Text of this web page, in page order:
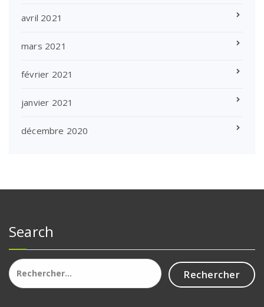
avril 2021
mars 2021
février 2021
janvier 2021
décembre 2020
Search
Rechercher :